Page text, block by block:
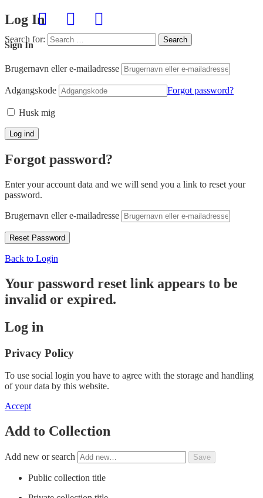
Search for: Search
Log In
Sign In
Brugernavn eller e-mailadresse
Adgangskode Forgot password?
Husk mig
Forgot password?
Enter your account data and we will send you a link to reset your
password.
Brugernavn eller e-mailadresse
Back to Login
Your password reset link appears to be
invalid or expired.
Log in
Privacy Policy
To use social login you have to agree with the storage and handling
of your data by this website.
Accept
Add to Collection
Add new or search
Public collection title